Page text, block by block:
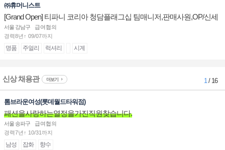
㈜휴머니스트
[Grand Open] 티파니 코리아 청담플래그십 팀매니저,판매사원,OP/신세
계대전 판매사원 채용
서울 강남구
급여협의
경력8년↑ 09/07까지
명품 주얼리 럭셔리 시계
신상 채용관 더보기 1/ 16
톰브라운여성(롯데월드타워점)
패션을사랑하는열정을가진직원찾습니다.
서울 송파구
급여협의
경력7년↑ 10/31까지
남성 잡화 향수